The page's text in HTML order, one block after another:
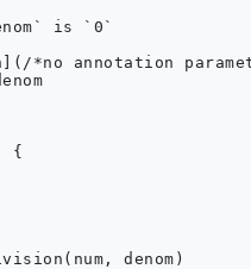
is `0`
*no annotation
{
denom)